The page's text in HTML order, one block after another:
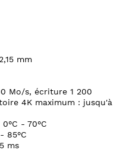
mm
Mo/s, écriture 1 200
4K maximum : jusqu'à
- 70°C
85°C
ms